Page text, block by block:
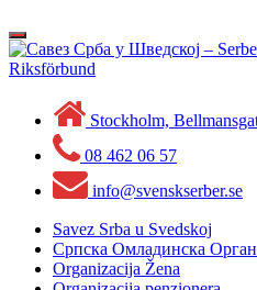
to
content
Toggle
navigation
Stockholm,
08 462 06 57
info@svenskserber.se
Savez Srba u Svedskoj
Српска Омладинска
Organizacija Žena